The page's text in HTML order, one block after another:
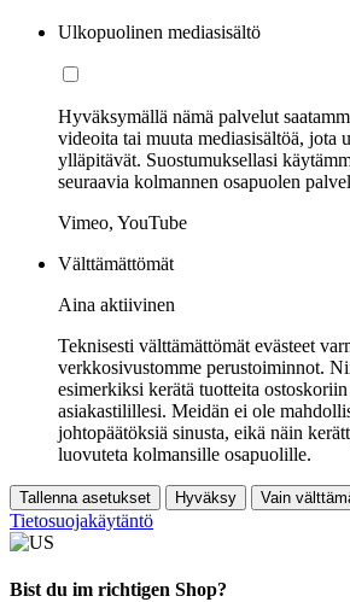
Ulkopuolinen mediasisältö
Hyväksymällä nämä palvelut
videoita tai muuta mediasisältöä, jota
ylläpitävät. Suostumuksellasi
seuraavia kolmannen osapuolen
Vimeo, YouTube
Välttämättömät
Aina aktiivinen
Teknisesti välttämättömät evästeet
verkkosivustomme perustoiminnot.
esimerkiksi kerätä tuotteita
asiakastilillesi. Meidän ei ole
johtopäätöksiä sinusta, eikä näin
luovuteta kolmansille osapuolille.
Tallenna asetukset Hyväksy Vain
Tietosuojakäytäntö
Bist du im richtigen Shop?